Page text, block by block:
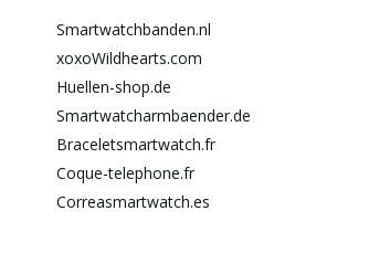
Smartwatchbanden.nl
xoxoWildhearts.com
Huellen-shop.de
Smartwatcharmbaender.de
Braceletsmartwatch.fr
Coque-telephone.fr
Correasmartwatch.es